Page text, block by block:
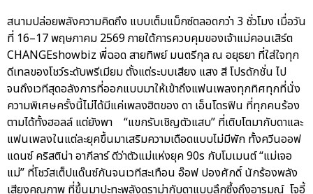
สนามปล่อยพลังความคิดถึง แบบเต็มแม็กซ์ตลอดกว่า 3 ชั่วโมง เมื่อวัน
ที่ 16–17 พฤษภาคม 2569 ภายใต้การควบคุมของเจ้าแม่คอนเสิร์ต
CHANGEshowbiz พี่ฉอด สายทิพย์ มนตรีกุล ณ อยุธยา ที่ใส่ใจทุก
ดีเทลของโชว์ระดับพรีเมียม ตั้งแต่ระบบเสียง แสง สี โปรดักชั่น ไป
จนถึงเวทีสุดอลังการที่ออกแบบมาให้เข้าถึงแฟนเพลงทุกทิศทุกที่นั่ง
ความพิเศษครั้งนี้ไม่ได้มีแค่เพลงฮิตของ ดา เอ็นโดรฟิน ที่ทุกคนร้อง
ตามได้ทั้งฮอลล์ แต่ยังพา “แขกรับเชิญตัวแสบ” ที่เติบโตมากับดาและ
แฟนเพลงในแต่ละยุคขึ้นมาเสริมความเดือดแบบไม่มีพัก ทั้งควีนออฟ
แดนซ์ คริสติน่า อากีลาร์ ดีว่าตัวแม่แห่งยุค 90s กับโมเมนต์ “แม่เจอ
แม่” ที่โชว์สเต็ปแด๊นซ์กันจนเวทีสะเทือน อ๊อฟ ปองศักดิ์ นักร้องพลัง
เสียงคุณภาพ ที่ขึ้นมาปะทะพลังดราม่ากับดาแบบลึกซึ้งถึงอารมณ์ โจอี้